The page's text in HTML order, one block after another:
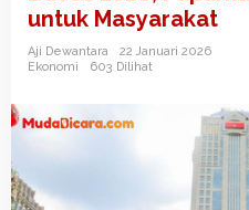
untuk Masyarakat
Aji Dewantara
22 Januari 2026
Ekonomi
603 Dilihat